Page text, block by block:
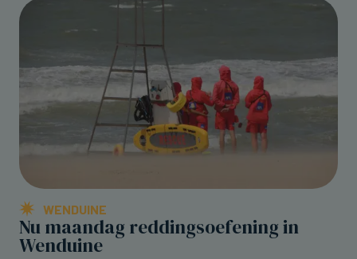
WENDUINE
Nu maandag reddingsoefening in
Wenduine